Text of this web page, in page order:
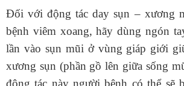
Đối với động tác day sụn – xương
bệnh viêm xoang, hãy dùng ngón
lần vào sụn mũi ở vùng giáp giới
xương sụn (phần gồ lên giữa sống
động tác này người bệnh có thể sẽ